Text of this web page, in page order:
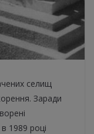
селищ
Заради
1989 році